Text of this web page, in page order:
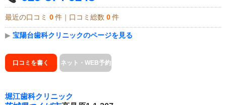
最近の口コミ 0 件｜口コミ総数 0 件
▶ 宝陽台歯科クリニックのページを見る
口コミを書く ネット・WEB予約
堀江歯科クリニック